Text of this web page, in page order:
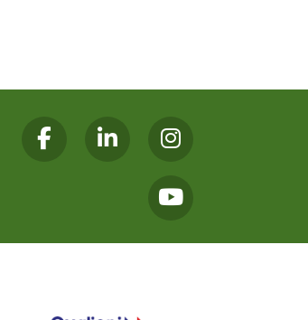
FacebookLinkedinInstagram
Youtube